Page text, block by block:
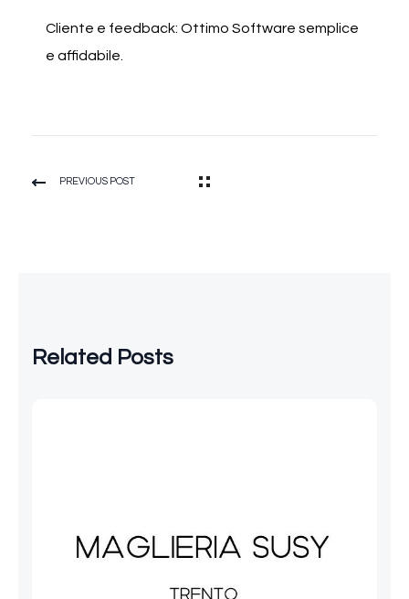
Cliente e feedback: Ottimo Software semplice
e affidabile.
PREVIOUS POST
Related Posts